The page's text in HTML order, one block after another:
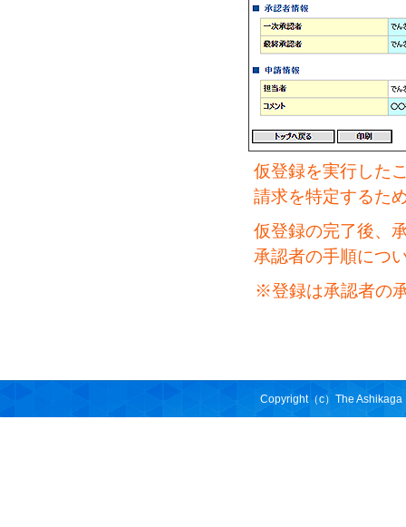
仮登録を実行した
請求を特定するた
仮登録の完了後、
承認者の手順につ
※登録は承認者の
Copyright（c）The